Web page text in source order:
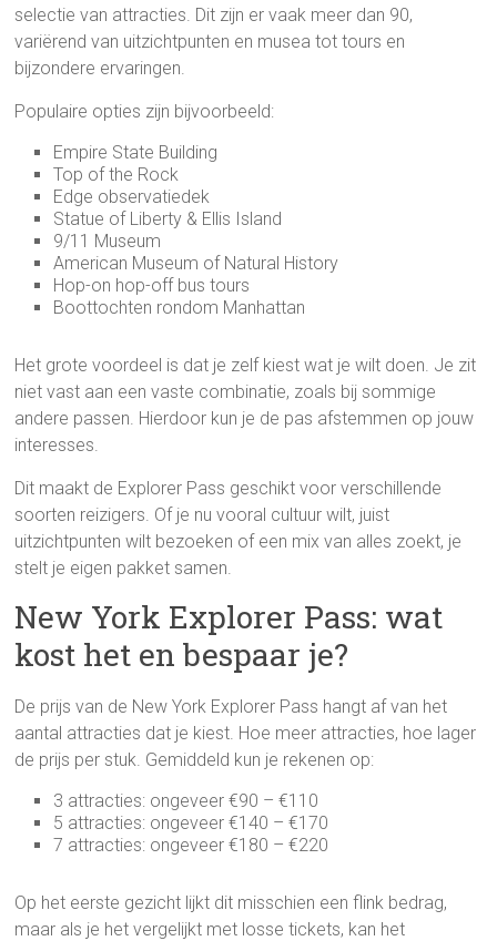
selectie van attracties. Dit zijn er vaak meer dan 90,
variërend van uitzichtpunten en musea tot tours en
bijzondere ervaringen.
Populaire opties zijn bijvoorbeeld:
Empire State Building
Top of the Rock
Edge observatiedek
Statue of Liberty & Ellis Island
9/11 Museum
American Museum of Natural History
Hop-on hop-off bus tours
Boottochten rondom Manhattan
Het grote voordeel is dat je zelf kiest wat je wilt doen. Je zit
niet vast aan een vaste combinatie, zoals bij sommige
andere passen. Hierdoor kun je de pas afstemmen op jouw
interesses.
Dit maakt de Explorer Pass geschikt voor verschillende
soorten reizigers. Of je nu vooral cultuur wilt, juist
uitzichtpunten wilt bezoeken of een mix van alles zoekt, je
stelt je eigen pakket samen.
New York Explorer Pass: wat
kost het en bespaar je?
De prijs van de New York Explorer Pass hangt af van het
aantal attracties dat je kiest. Hoe meer attracties, hoe lager
de prijs per stuk. Gemiddeld kun je rekenen op:
3 attracties: ongeveer €90 – €110
5 attracties: ongeveer €140 – €170
7 attracties: ongeveer €180 – €220
Op het eerste gezicht lijkt dit misschien een flink bedrag,
maar als je het vergelijkt met losse tickets, kan het